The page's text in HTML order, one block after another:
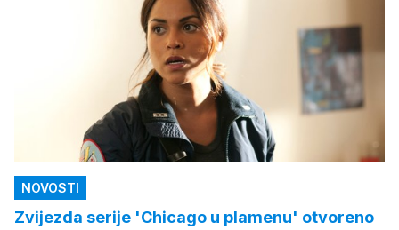
NOVOSTI
Zvijezda serije 'Chicago u plamenu' otvoreno